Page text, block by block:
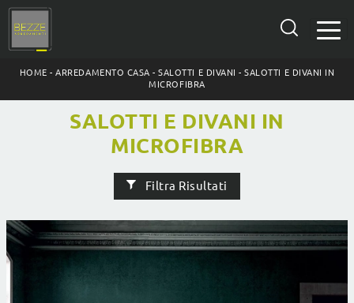
HOME -ARREDAMENTO CASA -SALOTTI E DIVANI -SALOTTI E DIVANI IN
MICROFIBRA
SALOTTI E DIVANI IN
MICROFIBRA
Filtra Risultati